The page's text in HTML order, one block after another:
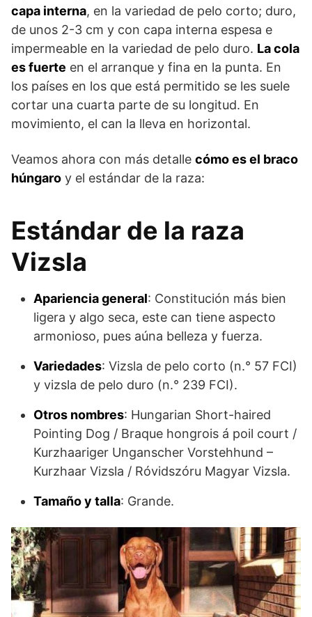
capa interna, en la variedad de pelo corto; duro,
de unos 2-3 cm y con capa interna espesa e
impermeable en la variedad de pelo duro. La cola
es fuerte en el arranque y fina en la punta. En
los países en los que está permitido se les suele
cortar una cuarta parte de su longitud. En
movimiento, el can la lleva en horizontal.
Veamos ahora con más detalle cómo es el braco
húngaro y el estándar de la raza:
Estándar de la raza
Vizsla
Apariencia general: Constitución más bien
ligera y algo seca, este can tiene aspecto
armonioso, pues aúna belleza y fuerza.
Variedades: Vizsla de pelo corto (n.° 57 FCI)
y vizsla de pelo duro (n.° 239 FCI).
Otros nombres: Hungarian Short-haired
Pointing Dog / Braque hongrois á poil court /
Kurzhaariger Unganscher Vorstehhund –
Kurzhaar Vizsla / Róvidszóru Magyar Vizsla.
Tamaño y talla: Grande.